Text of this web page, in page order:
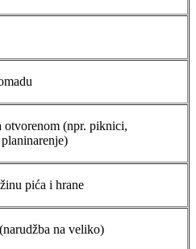
otvorenom (npr. piknici,
pića i hrane
na veliko)